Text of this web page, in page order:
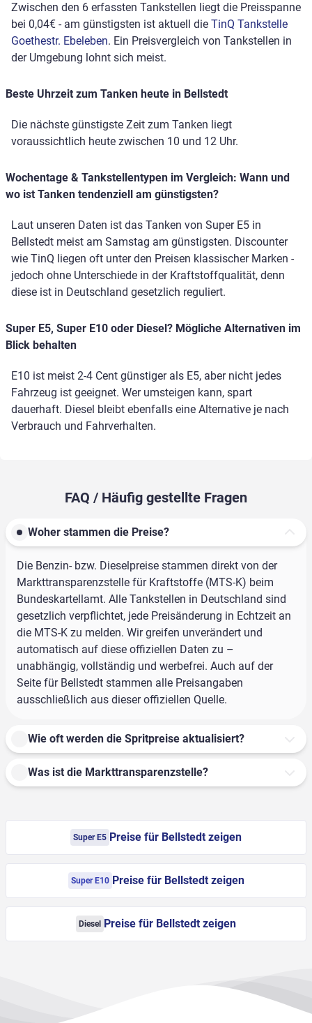
Zwischen den 6 erfassten Tankstellen liegt die Preisspanne
bei 0,04€ - am günstigsten ist aktuell die TinQ Tankstelle
Goethestr. Ebeleben. Ein Preisvergleich von Tankstellen in
der Umgebung lohnt sich meist.
Beste Uhrzeit zum Tanken heute in Bellstedt
Die nächste günstigste Zeit zum Tanken liegt
voraussichtlich heute zwischen 10 und 12 Uhr.
Wochentage & Tankstellentypen im Vergleich: Wann und
wo ist Tanken tendenziell am günstigsten?
Laut unseren Daten ist das Tanken von Super E5 in
Bellstedt meist am Samstag am günstigsten. Discounter
wie TinQ liegen oft unter den Preisen klassischer Marken -
jedoch ohne Unterschiede in der Kraftstoffqualität, denn
diese ist in Deutschland gesetzlich reguliert.
Super E5, Super E10 oder Diesel? Mögliche Alternativen im
Blick behalten
E10 ist meist 2-4 Cent günstiger als E5, aber nicht jedes
Fahrzeug ist geeignet. Wer umsteigen kann, spart
dauerhaft. Diesel bleibt ebenfalls eine Alternative je nach
Verbrauch und Fahrverhalten.
FAQ / Häufig gestellte Fragen
Woher stammen die Preise?
Die Benzin- bzw. Dieselpreise stammen direkt von der
Markttransparenzstelle für Kraftstoffe (MTS-K) beim
Bundeskartellamt. Alle Tankstellen in Deutschland sind
gesetzlich verpflichtet, jede Preisänderung in Echtzeit an
die MTS-K zu melden. Wir greifen unverändert und
automatisch auf diese offiziellen Daten zu –
unabhängig, vollständig und werbefrei. Auch auf der
Seite für Bellstedt stammen alle Preisangaben
ausschließlich aus dieser offiziellen Quelle.
Wie oft werden die Spritpreise aktualisiert?
Was ist die Markttransparenzstelle?
Super E5 Preise für Bellstedt zeigen
Super E10 Preise für Bellstedt zeigen
Diesel Preise für Bellstedt zeigen